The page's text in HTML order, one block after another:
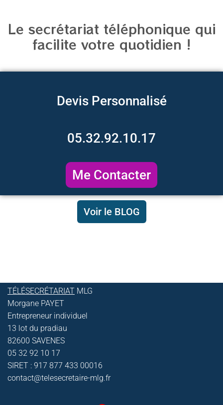
Le secrétariat téléphonique qui
facilite votre quotidien !
Devis Personnalisé
05.32.92.10.17
Me Contacter
Voir le BLOG
TÉLÉSECRÉTARIAT MLG
Morgane PAYET
Entrepreneur individuel
13 lot du pradiau
82600 SAVENES
05 32 92 10 17
SIRET : 917 877 433 00016
contact@telesecretaire-mlg.fr